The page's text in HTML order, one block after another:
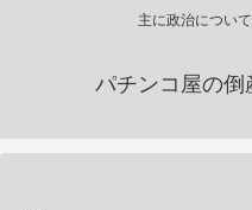
主に政治につい
パチンコ屋の